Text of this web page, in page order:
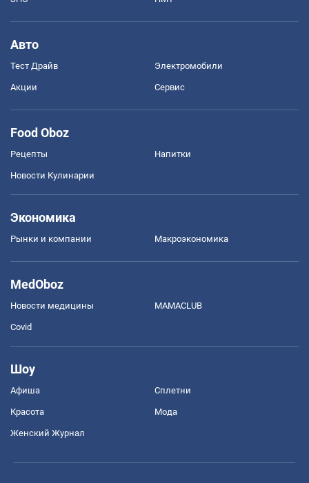
Авто
Тест Драйв Электромобили
Акции Сервис
Food Oboz
Рецепты Напитки
Новости Кулинарии
Экономика
Рынки и компании Mакроэкономика
MedOboz
Новости медицины MAMACLUB
Covid
Шоу
Афиша Сплетни
Красота Мода
Женский Журнал